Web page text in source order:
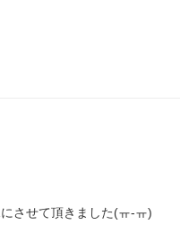
させて頂きました(ㅠ-ㅠ)